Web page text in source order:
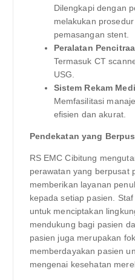
Dilengkapi dengan
melakukan
pemasangan stent.
Peralatan
Termasuk CT
USG.
Sistem Rekam
Memfasilitasi
efisien dan akurat.
Pendekatan yang
RS EMC Cibitung
perawatan yang berpusat
memberikan layanan
kepada setiap pasien.
untuk menciptakan
mendukung bagi pasien
pasien juga merupakan
memberdayakan pasien
mengenai kesehatan